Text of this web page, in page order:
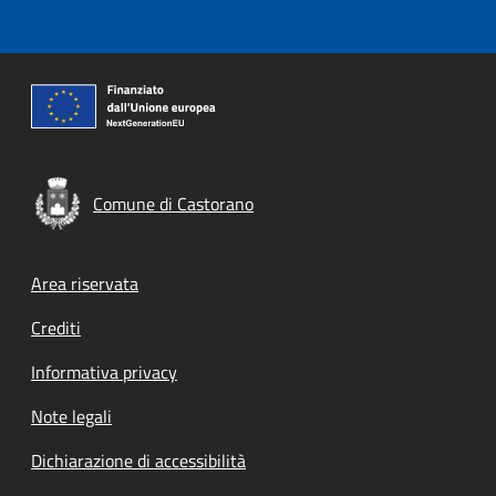
Comune di Castorano
Footer menu
Area riservata
Crediti
Informativa privacy
Note legali
Dichiarazione di accessibilità